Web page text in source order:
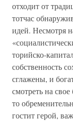
отходит от
тотчас
идей. Несмотря
торийско-
собственность
сглажены, и
смотреть на
то
гостит герой,